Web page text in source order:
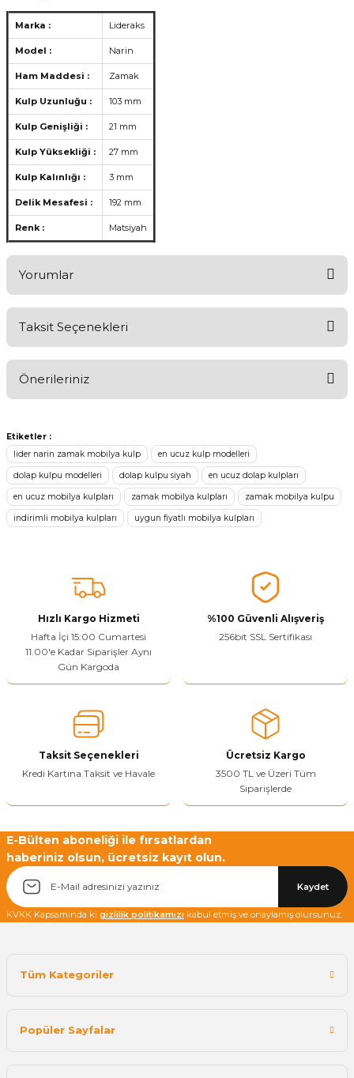
Marka : Lideraks
Model : Narin
Ham Maddesi : Zamak
Kulp Uzunluğu : 103 mm
Kulp Genişliği : 21 mm
Kulp Yüksekliği : 27 mm
Kulp Kalınlığı : 3 mm
Delik Mesafesi : 192 mm
Renk : Matsiyah
Yorumlar
Ürünü Değerlendir
Taksit Seçenekleri
Önerileriniz
konularda yetersiz gördüğünüz noktaları öneri formunu kullanarak
tarafımıza iletebilirsiniz.
Görüş ve önerileriniz için teşekkür ederiz.
Ürün resmi kalitesiz, bozuk veya görüntülenemiyor.
Ürün açıklamasında eksik bilgiler bulunuyor.
Bu ürüne benzer farklı alternatifler olmalı.
Etiketler :
lider narin zamak mobilya kulp
en ucuz kulp modelleri
dolap kulpu modelleri dolap kulpu siyah en ucuz dolap kulpları
en ucuz mobilya kulpları zamak mobilya kulpları zamak mobilya kulpu
indirimli mobilya kulpları uygun fiyatlı mobilya kulpları
Hızlı Kargo Hizmeti
Hafta İçi 15:00 Cumartesi
11.00'e Kadar Siparişler Aynı
Gün Kargoda
%100 Güvenli Alışveriş
256bit SSL Sertifikası
Taksit Seçenekleri
Kredi Kartına Taksit ve Havale
Ücretsiz Kargo
3500 TL ve Üzeri Tüm
Siparişlerde
E-Bülten aboneliği ile fırsatlardan
haberiniz olsun, ücretsiz kayıt olun.
Kaydet
KVKK Kapsamında ki gizlilik politikamızı kabul etmiş ve onaylamış olursunuz.
Tüm Kategoriler
Popüler Sayfalar